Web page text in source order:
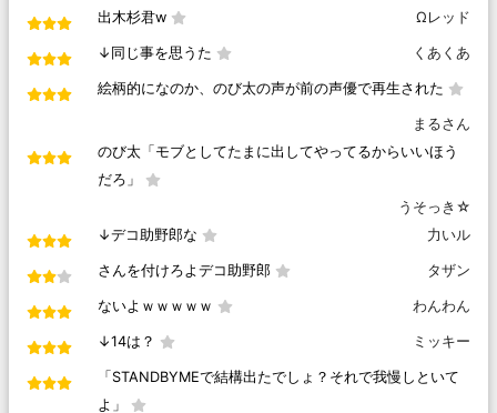
出木杉君w
Ωレッド
↓同じ事を思うた くあくあ
絵柄的になのか、のび太の声が前の声優で再生された
まるさん
のび太「モブとしてたまに出してやってるからいいほう
だろ」
うそっき☆
↓デコ助野郎な
力いル
さんを付けろよデコ助野郎 タザン
ないよｗｗｗｗｗ わんわん
↓14は？ ミッキー
「STANDBYMEで結構出たでしょ？それで我慢しといて
よ」